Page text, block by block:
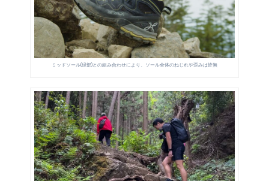
ミッドソール(緑部)との組み合わせにより、ソール全体のねじれや歪みは皆無